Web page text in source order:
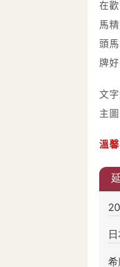
在
馬
頭
牌好
文
主
溫